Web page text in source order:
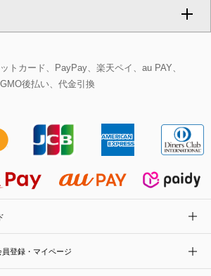
BAG
ージー
ツ
ート
ピース
ト
ット
・コート
ダー
ナ
ップ
グ
ングル
ジュ
ュック
ッセンジャーバッグ
ラワー
ラー
フレグランス
トカード、PayPay、楽天ペイ、au PAY、
後払い、代金引換
員登録・マイページ